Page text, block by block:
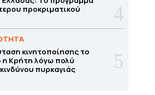
προκριματικού
κινητοποίησης το
η Κρήτη λόγω πολύ
πυρκαγιάς